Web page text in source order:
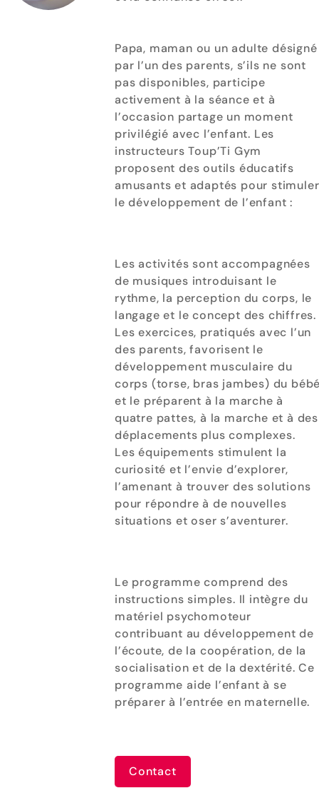
Papa, maman ou un adulte désigné
par l’un des parents, s’ils ne sont
pas disponibles, participe
activement à la séance et à
l’occasion partage un moment
privilégié avec l’enfant. Les
instructeurs Toup’Ti Gym
proposent des outils éducatifs
amusants et adaptés pour stimuler
le développement de l’enfant :
Les activités sont accompagnées
de musiques introduisant le
rythme, la perception du corps, le
langage et le concept des chiffres.
Les exercices, pratiqués avec l’un
des parents, favorisent le
développement musculaire du
corps (torse, bras jambes) du
et le préparent à la marche à
quatre pattes, à la marche et à des
déplacements plus complexes.
Les équipements stimulent la
curiosité et l’envie d’explorer,
l’amenant à trouver des solutions
pour répondre à de nouvelles
situations et oser s’aventurer.
Le programme comprend des
instructions simples. Il intègre du
matériel psychomoteur
contribuant au développement de
l’écoute, de la coopération, de la
socialisation et de la dextérité. Ce
programme aide l’enfant à se
préparer à l’entrée en maternelle.
Contact